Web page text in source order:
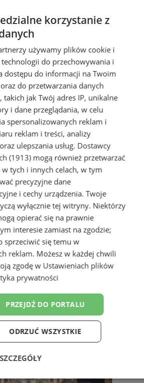
ogłoszenie
IT
- praca w Zabrzu
Zabrze
(1)
korzystanie z
używamy plików cookie i
do przechowywania i
dostępu do informacji na Twoim
do przetwarzania danych
takich jak Twój adres IP, unikalne
i dane przeglądania, w celu
spersonalizowanych reklam i
reklam i treści, analizy
ulepszania usług. Dostawcy
(1913)mogą również przetwarzać
w tych i innych celach, w tym
precyzyjne dane
i cechy urządzenia. Twoje
wyłącznie tej witryny. Niektórzy
opierać się na prawnie
interesie zamiast na zgodzie;
sprzeciwić się temu w
reklam. Możesz w każdej chwili
zgodę w Ustawieniach plików
prywatności
PRZEJDŹ DO PORTALU
ODRZUĆ WSZYSTKIE
Wydajność Targetowanie